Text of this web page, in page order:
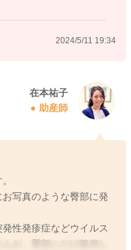
2024/5/11 19:34
在本祐子
助産師
写真のような臀部に発
性発疹症などウイルス
が、臀部にだけ限局し